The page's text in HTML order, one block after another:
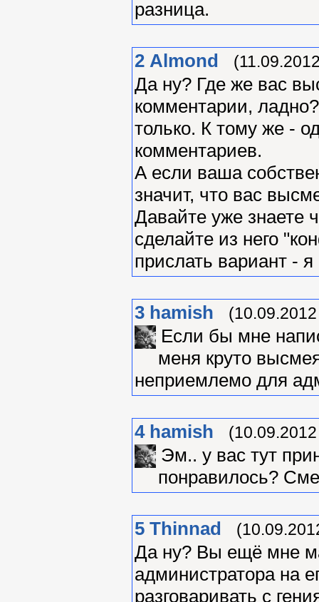
разница.
2 Almond
Да ну? Где же вас
комментарии,
только. К тому же -
комментариев.
А если ваша
значит, что вас
Давайте уже знаете
сделайте из него
прислать вариант -
3 hamish
Если бы мне
меня круто
неприемлемо для
4 hamish
Эм.. у вас тут
понравилось?
5 Thinnad
Да ну? Вы ещё мне
администратора на
разговаривать с